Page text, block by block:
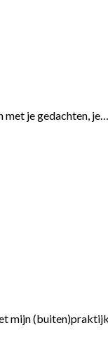
je gedachten, je…
mijn